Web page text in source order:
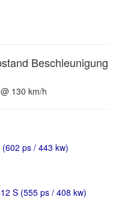
Beschleunigung
130 km/h
ps / 443 kw)
S (555 ps / 408 kw)